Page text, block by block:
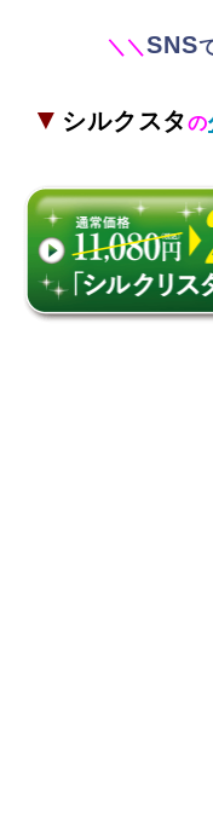
＼ ＼SNS
▼ シルクスタの